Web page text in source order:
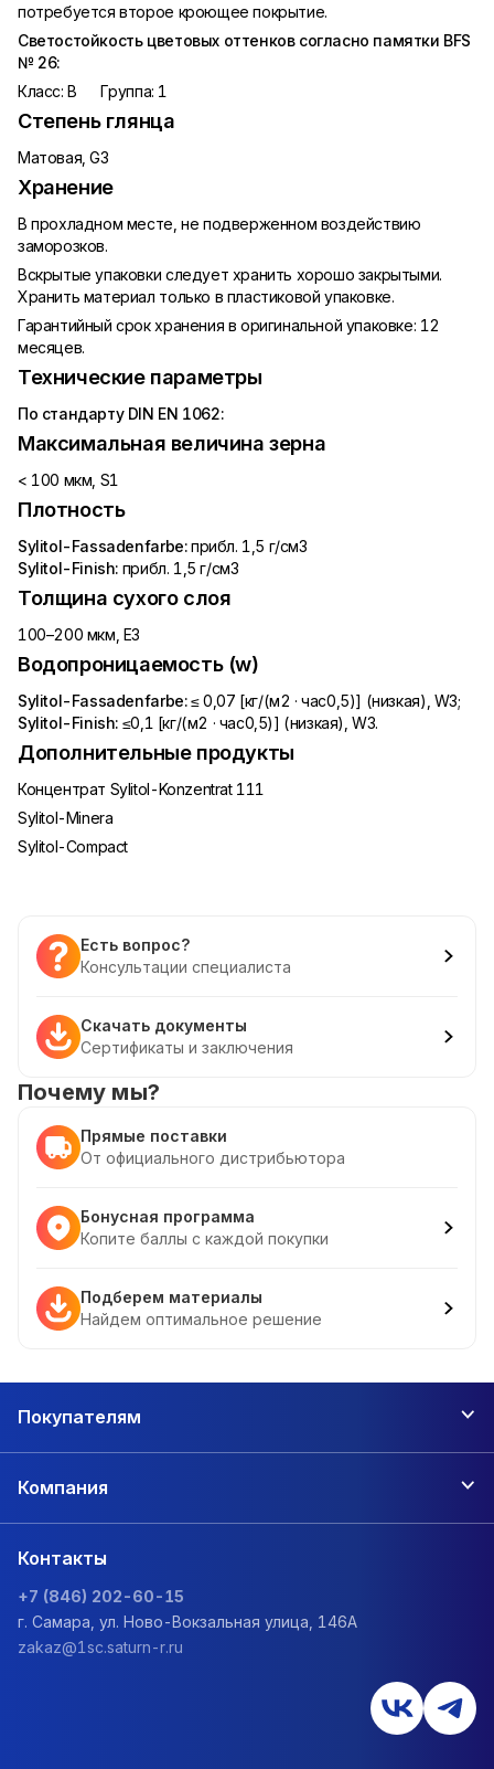
потребуется второе кроющее покрытие.
Светостойкость цветовых оттенков согласно памятки BFS
№ 26:
Класс: B Группа: 1
Степень глянца
Матовая, G3
Хранение
В прохладном месте, не подверженном воздействию
заморозков.
Вскрытые упаковки следует хранить хорошо закрытыми.
Хранить материал только в пластиковой упаковке.
Гарантийный срок хранения в оригинальной упаковке: 12
месяцев.
Технические параметры
По стандарту DIN EN 1062:
Максимальная величина зерна
< 100 мкм, S1
Плотность
Sylitol-Fassadenfarbe:прибл. 1,5 г/см3
Sylitol-Finish: прибл. 1,5 г/см3
Толщина сухого слоя
100–200 мкм, E3
Водопроницаемость (w)
Sylitol-Fassadenfarbe:≤ 0,07 [кг/(м2 · час0,5)] (низкая), W3;
Sylitol-Finish: ≤0,1 [кг/(м2 · час0,5)] (низкая), W3.
Дополнительные продукты
Концентрат Sylitol-Konzentrat 111
Sylitol-Minera
Sylitol-Compact
Есть вопрос?
Консультации специалиста
Скачать документы
Сертификаты и заключения
Почему мы?
Прямые поставки
От официального дистрибьютора
Бонусная программа
Копите баллы с каждой покупки
Подберем материалы
Найдем оптимальное решение
Покупателям
Компания
Контакты
+7 (846) 202-60-15
г. Самара, ул. Ново-Вокзальная улица, 146А
zakaz@1sc.saturn-r.ru